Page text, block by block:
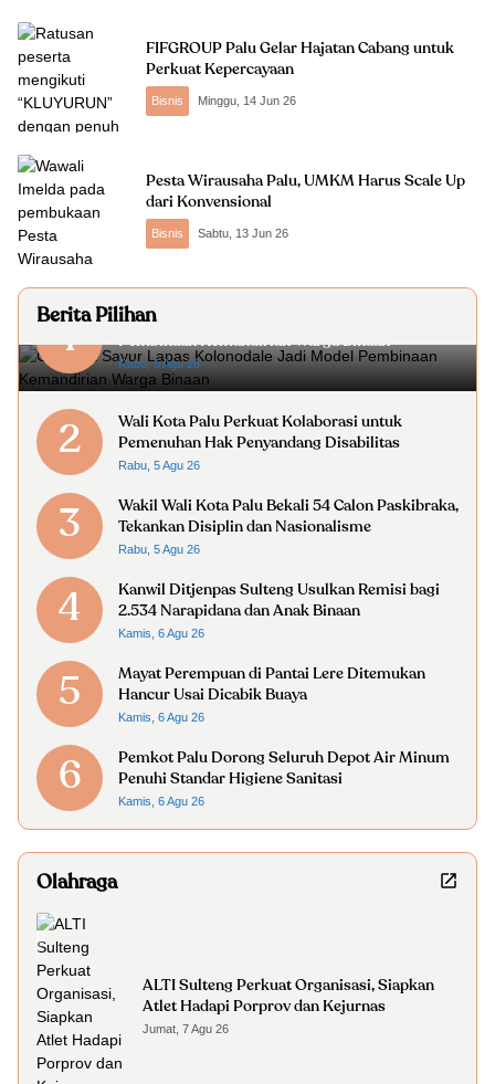
FIFGROUP Palu Gelar Hajatan Cabang untuk
Perkuat Kepercayaan
Bisnis Minggu, 14 Jun 26
Pesta Wirausaha Palu, UMKM Harus Scale Up
dari Konvensional
Bisnis Sabtu, 13 Jun 26
Berita Pilihan
1
Gerobak Sayur Lapas Kolonodale Jadi Model
Pembinaan Kemandirian Warga Binaan
Rabu, 5 Agu 26
2
Wali Kota Palu Perkuat Kolaborasi untuk
Pemenuhan Hak Penyandang Disabilitas
Rabu, 5 Agu 26
3
Wakil Wali Kota Palu Bekali 54 Calon Paskibraka,
Tekankan Disiplin dan Nasionalisme
Rabu, 5 Agu 26
4
Kanwil Ditjenpas Sulteng Usulkan Remisi bagi
2.534 Narapidana dan Anak Binaan
Kamis, 6 Agu 26
5
Mayat Perempuan di Pantai Lere Ditemukan
Hancur Usai Dicabik Buaya
Kamis, 6 Agu 26
6
Pemkot Palu Dorong Seluruh Depot Air Minum
Penuhi Standar Higiene Sanitasi
Kamis, 6 Agu 26
Olahraga
ALTI Sulteng Perkuat Organisasi, Siapkan
Atlet Hadapi Porprov dan Kejurnas
Jumat, 7 Agu 26